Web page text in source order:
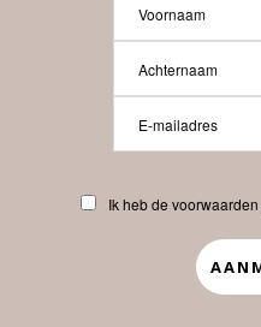
Abonneren
Ik heb de